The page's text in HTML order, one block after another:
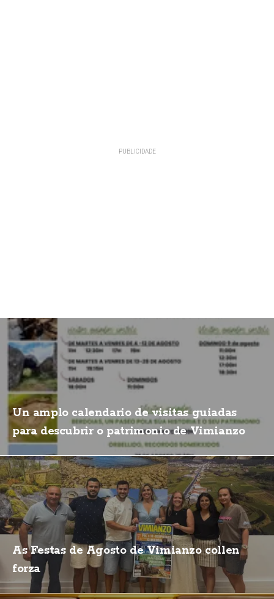
Un amplo calendario de visitas guiadas
para descubrir o patrimonio de Vimianzo
As Festas de Agosto de Vimianzo collen
forza